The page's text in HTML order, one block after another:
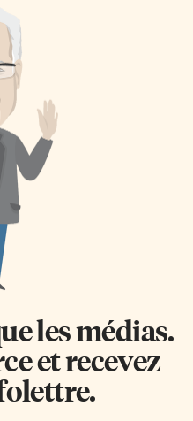
les médias.
et recevez